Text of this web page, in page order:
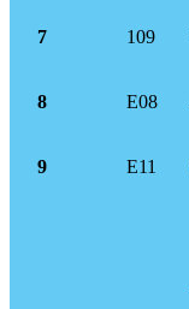
7 109
8 E08
9 E11